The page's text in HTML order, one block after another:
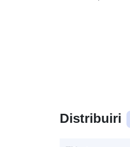
Distribuiri